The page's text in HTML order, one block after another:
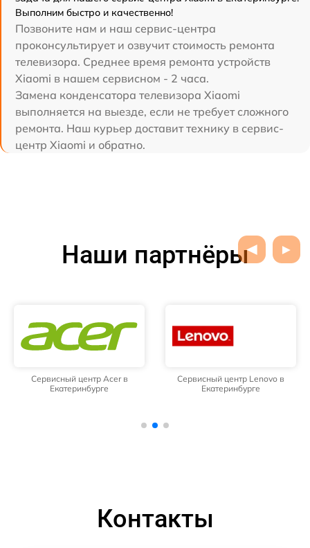
Выполним быстро и качественно!
Позвоните нам и наш сервис-центра
проконсультирует и озвучит стоимость ремонта
телевизора. Среднее время ремонта устройств
Xiaomi в нашем сервисном - 2 часа.
Замена конденсатора телевизора Xiaomi
выполняется на выезде, если не требует сложного
ремонта. Наш курьер доставит технику в сервис-
центр Xiaomi и обратно.
Наши партнёры
Сервисный центр Acer в
Екатеринбурге
Сервисный центр Lenovo в
Екатеринбурге
Контакты